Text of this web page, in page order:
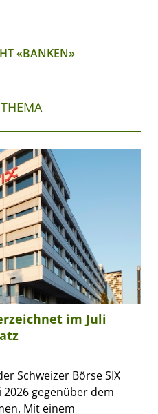
«BANKEN»
im Juli
Schweizer Börse SIX
2026 gegenüber dem
Mit einem